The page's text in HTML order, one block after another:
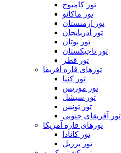
تور کامبوج
تور ماکائو
تور ارمنستان
تور آذربایجان
تور بوتان
تور تاجیکستان
تور قطر
تورهای قاره آفریقا
تور کنیا
تور موریس
تور سیشل
تور تونس
تور آفریقای جنوبی
تورهای قاره آمریکا
تور کانادا
تور برزیل